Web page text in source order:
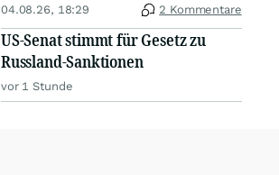
04.08.26, 18:29 2 Kommentare
US-Senat stimmt für Gesetz zu
Russland-Sanktionen
vor 1 Stunde